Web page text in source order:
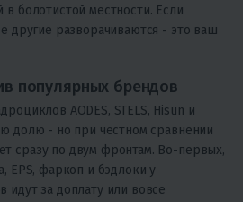
болотистой местности. Если
другие разворачиваются - это ваш
популярных брендов
AODES, STELS, Hisun и
долю - но при честном сравнении
сразу по двум фронтам. Во-первых,
EPS, фаркоп и бэдлоки у
идут за доплату или вовсе